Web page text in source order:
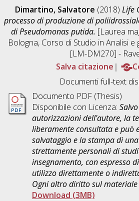
Dimartino, Salvatore (2018)Life
processo di produzione di
di Pseudomonas putida. [Laurea
Bologna, Corso di Studio in Analisi e
[LM-DM270] -
Salva citazione
Documenti full-text
Documento PDF (Thesis)
Disponibile con Licenza:
autorizzazioni dell'autore, la
liberamente consultata e può
salvataggio e la stampa di
strettamente personali di
insegnamento, con espresso
utilizzo direttamente o
Ogni altro diritto sul
Download (3MB)